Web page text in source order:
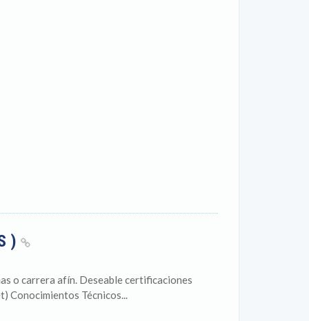
)
o carrera afín. Deseable certificaciones
Conocimientos Técnicos...